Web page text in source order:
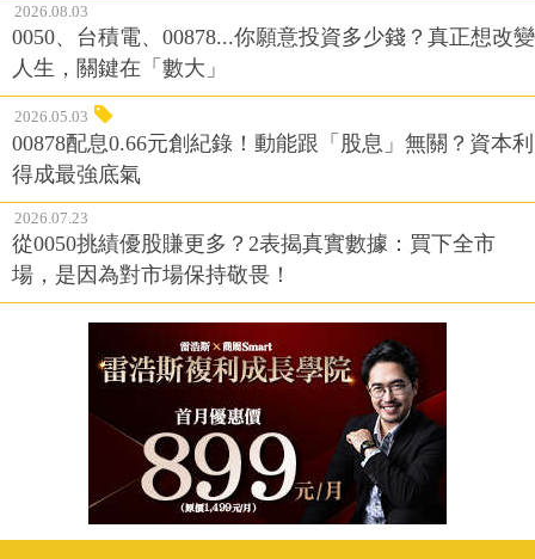
2026.08.03
0050、台積電、00878...你願意投資多少錢？真正想改變
人生，關鍵在「數大」
2026.05.03
00878配息0.66元創紀錄！動能跟「股息」無關？資本利
得成最強底氣
2026.07.23
從0050挑績優股賺更多？2表揭真實數據：買下全市
場，是因為對市場保持敬畏！